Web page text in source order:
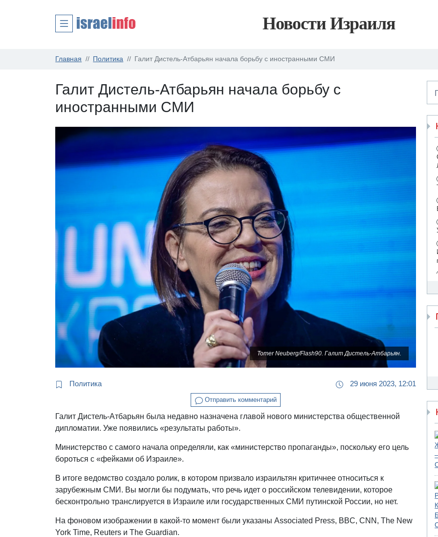
Новости Израиля
Главная Политика Галит Дистель-Атбарьян начала борьбу с иностранными СМИ
Галит Дистель-Атбарьян начала борьбу с
иностранными СМИ
Tomer Neuberg/Flash90. Галит Дистель-Атбарьян.
Политика 29 июня 2023, 12:01
Отправить комментарий
Галит Дистель-Атбарьян была недавно назначена главой нового министерства общественной
дипломатии. Уже появились «результаты работы».
Министерство с самого начала определяли, как «министерство пропаганды», поскольку его цель
бороться с «фейками об Израиле».
В итоге ведомство создало ролик, в котором призвало израильтян критичнее относиться к
зарубежным СМИ. Вы могли бы подумать, что речь идет о российском телевидении, которое
бесконтрольно транслируется в Израиле или государственных СМИ путинской России, но нет.
На фоновом изображении в какой-то момент были указаны Associated Press, BBC, CNN, The New
York Time, Reuters и The Guardian.